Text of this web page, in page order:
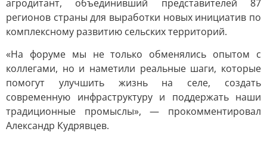
агродитант, объединивший представителей 87
регионов страны для выработки новых инициатив по
комплексному развитию сельских территорий.
«На форуме мы не только обменялись опытом с
коллегами, но и наметили реальные шаги, которые
помогут улучшить жизнь на селе, создать
современную инфраструктуру и поддержать наши
традиционные промыслы», — прокомментировал
Александр Кудрявцев.